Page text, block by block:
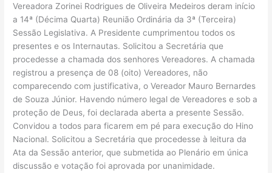
Vereadora Zorinei Rodrigues de Oliveira Medeiros deram início
a 14ª (Décima Quarta) Reunião Ordinária da 3ª (Terceira)
Sessão Legislativa. A Presidente cumprimentou todos os
presentes e os Internautas. Solicitou a Secretária que
procedesse a chamada dos senhores Vereadores. A chamada
registrou a presença de 08 (oito) Vereadores, não
comparecendo com justificativa, o Vereador Mauro Bernardes
de Souza Júnior. Havendo número legal de Vereadores e sob a
proteção de Deus, foi declarada aberta a presente Sessão.
Convidou a todos para ficarem em pé para execução do Hino
Nacional. Solicitou a Secretária que procedesse à leitura da
Ata da Sessão anterior, que submetida ao Plenário em única
discussão e votação foi aprovada por unanimidade.